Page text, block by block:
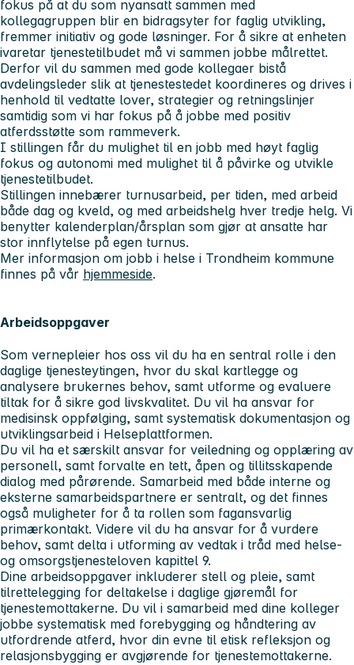
fokus på at du som nyansatt sammen med
kollegagruppen blir en bidragsyter for faglig utvikling,
fremmer initiativ og gode løsninger. For å sikre at enheten
ivaretar tjenestetilbudet må vi sammen jobbe målrettet.
Derfor vil du sammen med gode kollegaer bistå
avdelingsleder slik at tjenestestedet koordineres og drives i
henhold til vedtatte lover, strategier og retningslinjer
samtidig som vi har fokus på å jobbe med positiv
atferdsstøtte som rammeverk.
I stillingen får du mulighet til en jobb med høyt faglig
fokus og autonomi med mulighet til å påvirke og utvikle
tjenestetilbudet.
Stillingen innebærer turnusarbeid, per tiden, med arbeid
både dag og kveld, og med arbeidshelg hver tredje helg. Vi
benytter kalenderplan/årsplan som gjør at ansatte har
stor innflytelse på egen turnus.
Mer informasjon om jobb i helse i Trondheim kommune
finnes på vår hjemmeside.
Arbeidsoppgaver
Som vernepleier hos oss vil du ha en sentral rolle i den
daglige tjenesteytingen, hvor du skal kartlegge og
analysere brukernes behov, samt utforme og evaluere
tiltak for å sikre god livskvalitet. Du vil ha ansvar for
medisinsk oppfølging, samt systematisk dokumentasjon og
utviklingsarbeid i Helseplattformen.
Du vil ha et særskilt ansvar for veiledning og opplæring av
personell, samt forvalte en tett, åpen og tillitsskapende
dialog med pårørende. Samarbeid med både interne og
eksterne samarbeidspartnere er sentralt, og det finnes
også muligheter for å ta rollen som fagansvarlig
primærkontakt. Videre vil du ha ansvar for å vurdere
behov, samt delta i utforming av vedtak i tråd med helse-
og omsorgstjenesteloven kapittel 9.
Dine arbeidsoppgaver inkluderer stell og pleie, samt
tilrettelegging for deltakelse i daglige gjøremål for
tjenestemottakerne. Du vil i samarbeid med dine kolleger
jobbe systematisk med forebygging og håndtering av
utfordrende atferd, hvor din evne til etisk refleksjon og
relasjonsbygging er avgjørende for tjenestemottakerne.